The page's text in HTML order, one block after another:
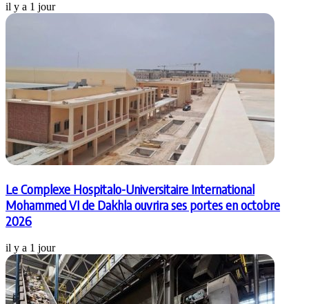
il y a 1 jour
Le Complexe Hospitalo-Universitaire International
Mohammed VI de Dakhla ouvrira ses portes en octobre
2026
il y a 1 jour